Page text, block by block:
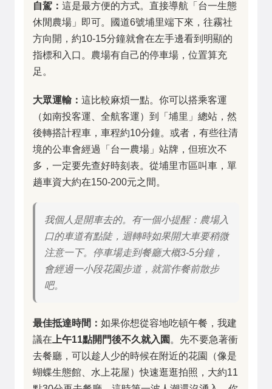
自駕： 這是最方便的方式。直接導航「台一生態
休閒農場」即可。國道6號埔里端下來，往霧社
方向開，約10-15分鐘就會在左手邊看到明顯的
指標和入口。農場有自己的停車場，位置算充
足。
大眾運輸： 這比較麻煩一點。你可以搭乘客運
（如南投客運、全航客運）到「埔里」總站，然
後轉搭計程車，車程約10分鐘。或者，有些往清
境的公車會經過「台一農場」站牌，但班次不
多，一定要先查好時刻表。從埔里市區叫車，單
趟車資大約在150-200元之間。
我個人是開車去的。有一個小提醒：農場入
口的車道有點陡，迴轉時如果開大車要稍微
注意一下。停車場走到餐廳大概3-5分鐘，
會經過一小段花園步道，就當作餐前散步
吧。
最佳抵達時間： 如果你想從容地吃頓午餐，我建
議在 上午11點開門後不久就入園 。先不要急著衝
去餐廳，可以趁人少的時候在附近的花園（像是
蝴蝶生態館、水上花屋）快速逛逛拍照，大約11